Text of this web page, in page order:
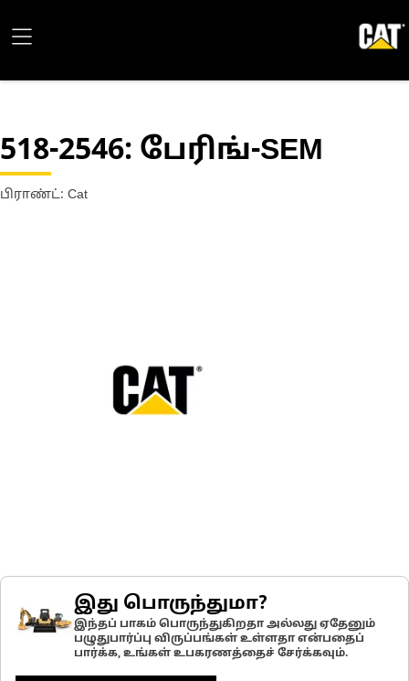
518-2546: பேரிங்-SEM
பிராண்ட்: Cat
இது பொருந்துமா?
இந்தப் பாகம் பொருந்துகிறதா அல்லது ஏதேனும்
பழுதுபார்ப்பு விருப்பங்கள் உள்ளதா என்பதைப்
பார்க்க, உங்கள் உபகரணத்தைச் சேர்க்கவும்.